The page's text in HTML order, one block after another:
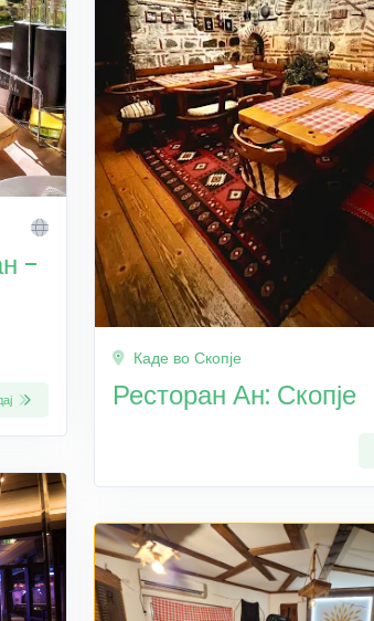
-
Каде во Скопје
Ресторан Ан: Скопје